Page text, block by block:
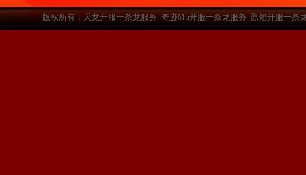
版权所有：天龙开服一条龙服务_奇迹Mu开服一条龙服务_烈焰开服一条